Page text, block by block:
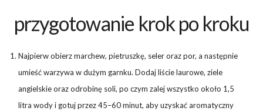
przygotowanie krok po kroku
Najpierw obierz marchew, pietruszkę, seler oraz por, a następnie
umieść warzywa w dużym garnku. Dodaj liście laurowe, ziele
angielskie oraz odrobinę soli, po czym zalej wszystko około 1,5
litra wody i gotuj przez 45–60 minut, aby uzyskać aromatyczny